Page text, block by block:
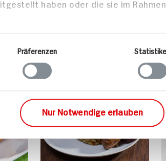
unserer Website an unsere
führen diese Informationen
Präferenzen Statistiken
Nur Notwendige erlauben